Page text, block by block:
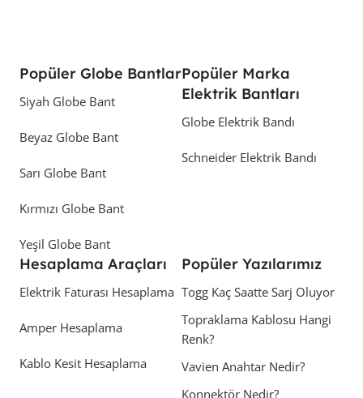
Popüler Globe Bantlar
Siyah Globe Bant
Beyaz Globe Bant
Sarı Globe Bant
Kırmızı Globe Bant
Yeşil Globe Bant
Popüler Marka
Elektrik Bantları
Globe Elektrik Bandı
Schneider Elektrik Bandı
Hesaplama Araçları
Elektrik Faturası Hesaplama
Amper Hesaplama
Kablo Kesit Hesaplama
Popüler Yazılarımız
Togg Kaç Saatte Sarj Oluyor
Topraklama Kablosu Hangi
Renk?
Vavien Anahtar Nedir?
Konnektör Nedir?